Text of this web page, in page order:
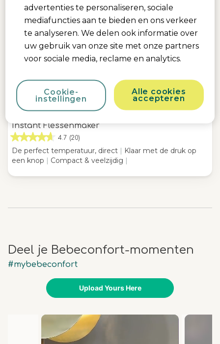
Instant Flessenmaker
4.7 (20)
De perfect temperatuur, direct
Klaar met de druk op
een knop
Compact & veelzijdig
Deel je Bebeconfort-momenten
#mybebeconfort
Upload Yours Here
Media Carousel
Carousel with product photos. Use the previous and next
advertenties te personaliseren, sociale
mediafuncties aan te bieden en ons verkeer
te analyseren. We delen ook informatie over
uw gebruik van onze site met onze partners
voor sociale media, reclame en analytics.
Alle cookies
accepteren
Cookie-
instellingen